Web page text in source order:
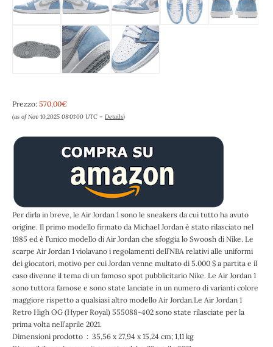
Prezzo: 570,00€
(as of Nov 10,2025 08:01:00 UTC – Details)
Per dirla in breve, le Air Jordan 1 sono le sneakers da cui tutto ha avuto
origine. Il primo modello firmato da Michael Jordan è stato rilasciato nel
1985 ed è l’unico modello di Air Jordan che sfoggia lo Swoosh di Nike. Le
scarpe Air Jordan 1 violavano i regolamenti dell’NBA relativi alle uniformi
dei giocatori, motivo per cui Jordan venne multato di 5.000 $ a partita e il
caso divenne il tema di un famoso spot pubblicitario Nike. Le Air Jordan 1
sono tuttora famose e sono state lanciate in un numero di varianti colore
maggiore rispetto a qualsiasi altro modello Air Jordan.Le Air Jordan 1
Retro High OG (Hyper Royal) 555088-402 sono state rilasciate per la
prima volta nell’aprile 2021.
Dimensioni prodotto ‏ : ‎ 35,56 x 27,94 x 15,24 cm; 1,11 kg